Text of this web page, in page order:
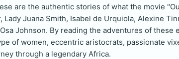
are the authentic stories of what the movie
Juana Smith, Isabel de Urquiola, Alexine
Johnson. By reading the adventures of
of women, eccentric aristocrats, passionate
through a legendary Africa.